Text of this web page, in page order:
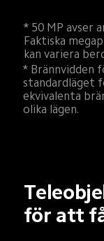
* 50 MP
Faktiska
kan variera
*
standardläget
ekvivalenta
olika lägen.
för att